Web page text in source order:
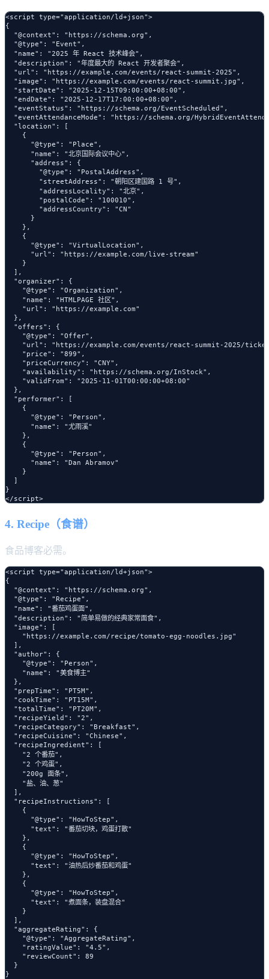
<script type="application/ld+json">
{
  "@context": "https://schema.org",
  "@type": "Event",
  "name": "2025 年 React 技术峰会",
  "description": "年度最大的 React 开发者聚会",
  "url": "https://example.com/events/react-summit-2025",
  "image": "https://example.com/events/react-summit.jpg",
  "startDate": "2025-12-15T09:00:00+08:00",
  "endDate": "2025-12-17T17:00:00+08:00",
  "eventStatus": "https://schema.org/EventScheduled",
"eventAttendanceMode": "https://schema.org/
  "location": [
    {
      "@type": "Place",
      "name": "北京国际会议中心",
      "address": {
        "@type": "PostalAddress",
        "streetAddress": "朝阳区建国路 1 号",
        "addressLocality": "北京",
        "postalCode": "100010",
        "addressCountry": "CN"
      }
    },
    {
      "@type": "VirtualLocation",
      "url": "https://example.com/live-stream"
    }
  ],
  "organizer": {
    "@type": "Organization",
    "name": "HTMLPAGE 社区",
    "url": "https://example.com"
  },
  "offers": {
    "@type": "Offer",
"url": "https://example.com/events/react-summit-2025/
    "price": "899",
    "priceCurrency": "CNY",
    "availability": "https://schema.org/InStock",
    "validFrom": "2025-11-01T00:00:00+08:00"
  },
  "performer": [
    {
      "@type": "Person",
      "name": "尤雨溪"
    },
    {
      "@type": "Person",
      "name": "Dan Abramov"
    }
  ]
}
4. Recipe（食谱）
食品博客必需。
<script type="application/ld+json">
{
  "@context": "https://schema.org",
  "@type": "Recipe",
  "name": "番茄鸡蛋面",
  "description": "简单易做的经典家常面食",
  "image": [
    "https://example.com/recipe/tomato-egg-noodles.jpg"
  ],
  "author": {
    "@type": "Person",
    "name": "美食博主"
  },
  "prepTime": "PT5M",
  "cookTime": "PT15M",
  "totalTime": "PT20M",
  "recipeYield": "2",
  "recipeCategory": "Breakfast",
  "recipeCuisine": "Chinese",
  "recipeIngredient": [
    "2 个番茄",
    "2 个鸡蛋",
    "200g 面条",
    "盐、油、葱"
  ],
  "recipeInstructions": [
    {
      "@type": "HowToStep",
      "text": "番茄切块，鸡蛋打散"
    },
    {
      "@type": "HowToStep",
      "text": "油热后炒番茄和鸡蛋"
    },
    {
      "@type": "HowToStep",
      "text": "煮面条，装盘混合"
    }
  ],
  "aggregateRating": {
    "@type": "AggregateRating",
    "ratingValue": "4.5",
    "reviewCount": 89
  }
}